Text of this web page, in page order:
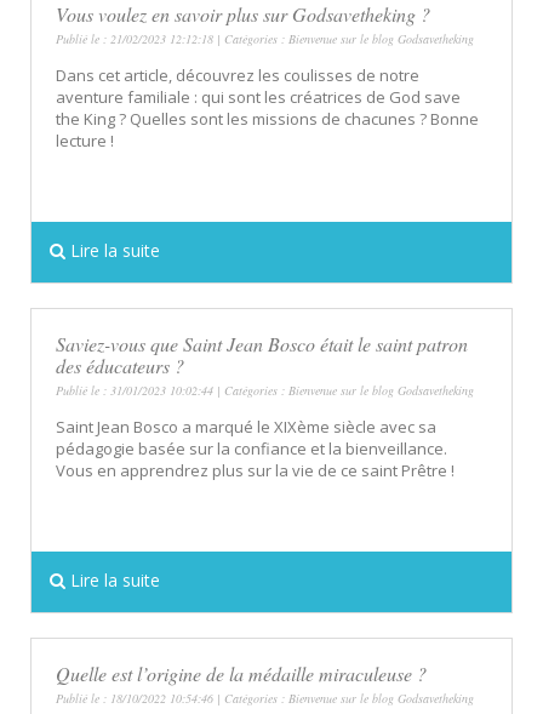
Vous voulez en savoir plus sur Godsavetheking ?
Publié le : 21/02/2023 12:12:18 | Catégories : Bienvenue sur le blog Godsavetheking
Dans cet article, découvrez les coulisses de notre
aventure familiale : qui sont les créatrices de God save
the King ? Quelles sont les missions de chacunes ? Bonne
lecture !
Lire la suite
Saviez-vous que Saint Jean Bosco était le saint patron
des éducateurs ?
Publié le : 31/01/2023 10:02:44 | Catégories : Bienvenue sur le blog Godsavetheking
Saint Jean Bosco a marqué le XIXème siècle avec sa
pédagogie basée sur la confiance et la bienveillance.
Vous en apprendrez plus sur la vie de ce saint Prêtre !
Lire la suite
Quelle est l’origine de la médaille miraculeuse ?
Publié le : 18/10/2022 10:54:46 | Catégories : Bienvenue sur le blog Godsavetheking